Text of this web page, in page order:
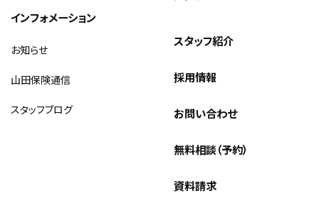
インフォメーション
お知らせ
山田保険通信
スタッフブログ
スタッフ紹介
採用情報
お問い合わせ
無料相談（予約）
資料請求